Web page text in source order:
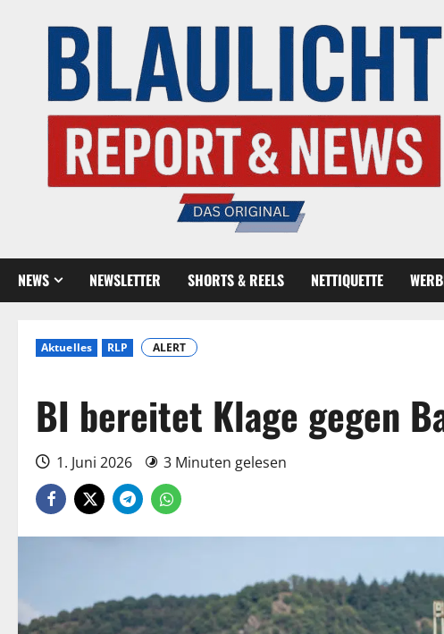
NEWS NEWSLETTER SHORTS & REELS NETTIQUETTE
Aktuelles RLP ALERT
BI bereitet Klage gegen
1. Juni 2026 3 Minuten gelesen